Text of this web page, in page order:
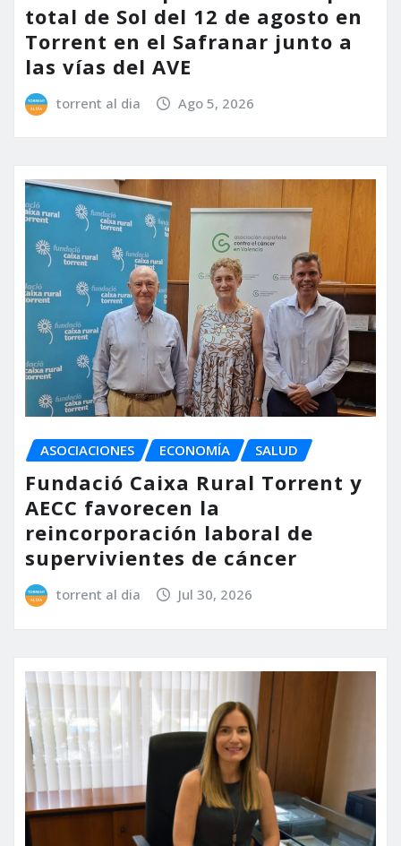
total de Sol del 12 de agosto en
Torrent en el Safranar junto a
las vías del AVE
torrent al dia Ago 5, 2026
ASOCIACIONES ECONOMÍA SALUD
Fundació Caixa Rural Torrent y
AECC favorecen la
reincorporación laboral de
supervivientes de cáncer
torrent al dia Jul 30, 2026